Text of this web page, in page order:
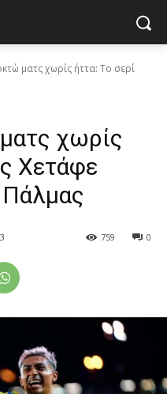
ματς χωρίς ήττα: Το σερί
χωρίς
Χετάφε
0
759